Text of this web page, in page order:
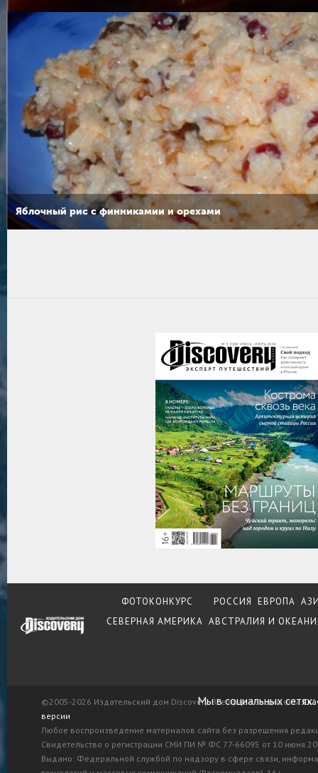
Яблочный рис с финникамии и орехами
ФОТОКОНКУРС РОССИЯ ЕВРОПА
СЕВЕРНАЯ АМЕРИКА АВСТРАЛИЯ И
©2005-2026 Издательский дом Discovery. Все права защищены.
версии
Любое воспроизведение материалов сайта без разрешения
Свидетельство о регистрации СМИ ПИ № ФС 77-66095 от 10 июня
Выдано: Федеральной службой по надзору в сфере связи,
Мы в социальных сетях: